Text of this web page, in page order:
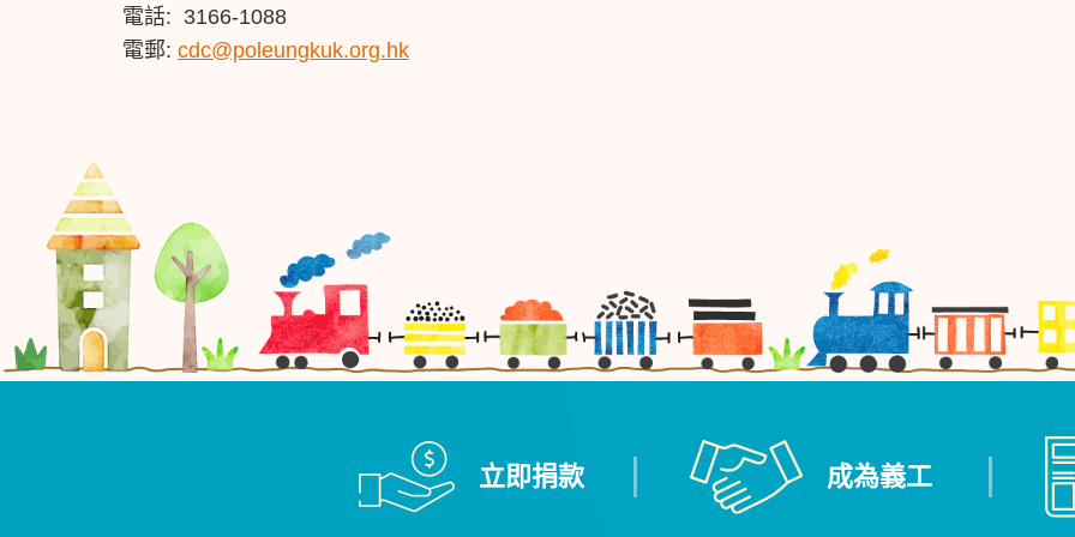
電話: 3166-1088
電郵: cdc@poleungkuk.org.hk
立即捐款 成為義工